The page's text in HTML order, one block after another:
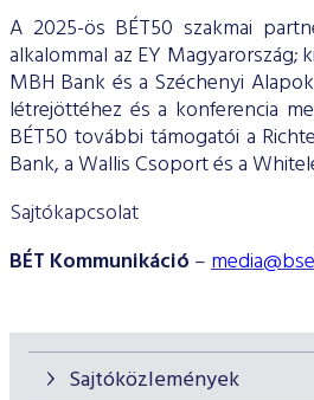
Sajtóközlemények
A 2025-ös BÉT50 szakmai
alkalommal az EY Magyarország;
MBH Bank és a Széchenyi
létrejöttéhez és a konferencia
BÉT50 további támogatói a
Bank, a Wallis Csoport és a
Sajtókapcsolat
BÉT Kommunikáció –